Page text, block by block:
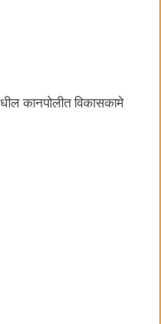
कानपोलीत विकासकामे